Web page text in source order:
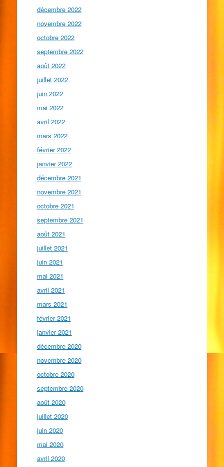
décembre 2022
novembre 2022
octobre 2022
septembre 2022
août 2022
juillet 2022
juin 2022
mai 2022
avril 2022
mars 2022
février 2022
janvier 2022
décembre 2021
novembre 2021
octobre 2021
septembre 2021
août 2021
juillet 2021
juin 2021
mai 2021
avril 2021
mars 2021
février 2021
janvier 2021
décembre 2020
novembre 2020
octobre 2020
septembre 2020
août 2020
juillet 2020
juin 2020
mai 2020
avril 2020